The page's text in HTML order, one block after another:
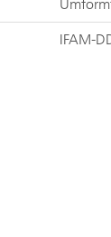
IFAM-